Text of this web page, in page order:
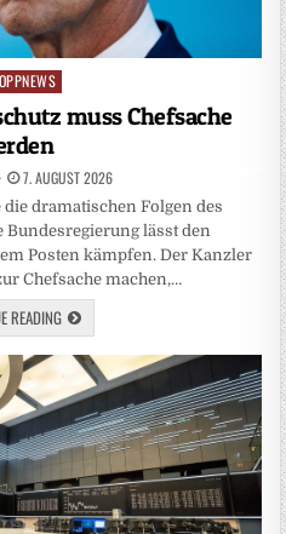
muss Chefsache
7. AUGUST 2026
dramatischen Folgen des
lässt den
Posten kämpfen. Der Kanzler
Chefsache machen,…
READING